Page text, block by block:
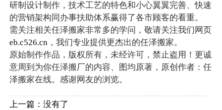
研制设计制作，技术工艺的特色和小心翼翼完善、快速
的营销架构同办事扶助体系赢得了各市顾客的看重。
需关注相关任泽搬家非常多的学问，敬请关注我们网页
eb.c526.cn，我们专业提供更杰出的任泽搬家。
原始制作作品，版权所有，未经许可，禁止盗用！更诚
意周到为你任泽搬厂的内容、图均原著，原创作者：任
泽搬家在线。感谢网友的浏览。
上一篇：没有了